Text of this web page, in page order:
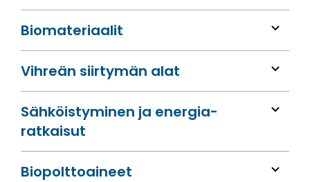
Bio­materiaalit
Vihreän siirtymän alat
Sähköis­tyminen ja energia­
ratkaisut
Bio­polttoaineet